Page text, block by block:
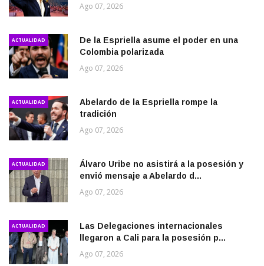
Ago 07, 2026
ACTUALIDAD
De la Espriella asume el poder en una
Colombia polarizada
Ago 07, 2026
ACTUALIDAD
Abelardo de la Espriella rompe la
tradición
Ago 07, 2026
ACTUALIDAD
Álvaro Uribe no asistirá a la posesión y
envió mensaje a Abelardo d...
Ago 07, 2026
ACTUALIDAD
Las Delegaciones internacionales
llegaron a Cali para la posesión p...
Ago 07, 2026